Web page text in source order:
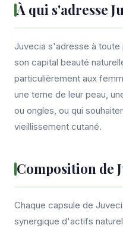
À qui s'adresse
Juvecia s'adresse à toute
son capital beauté
particulièrement aux
une terne de leur peau,
ou ongles, ou qui
vieillissement cutané.
Composition de
Chaque capsule de
synergique d'actifs